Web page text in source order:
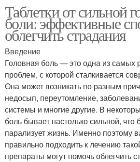
Таблетки от сильной
боли: эффективные
облегчить страдания
Введение
Головная боль — это одна из самых
проблем, с которой сталкивается
Она может возникать по разным
недосып, переутомление,
системы и многие другие. В
боль бывает настолько сильной, что
парализует жизнь. Именно поэтому
правильно подходить к лечению
препараты могут помочь облегчить